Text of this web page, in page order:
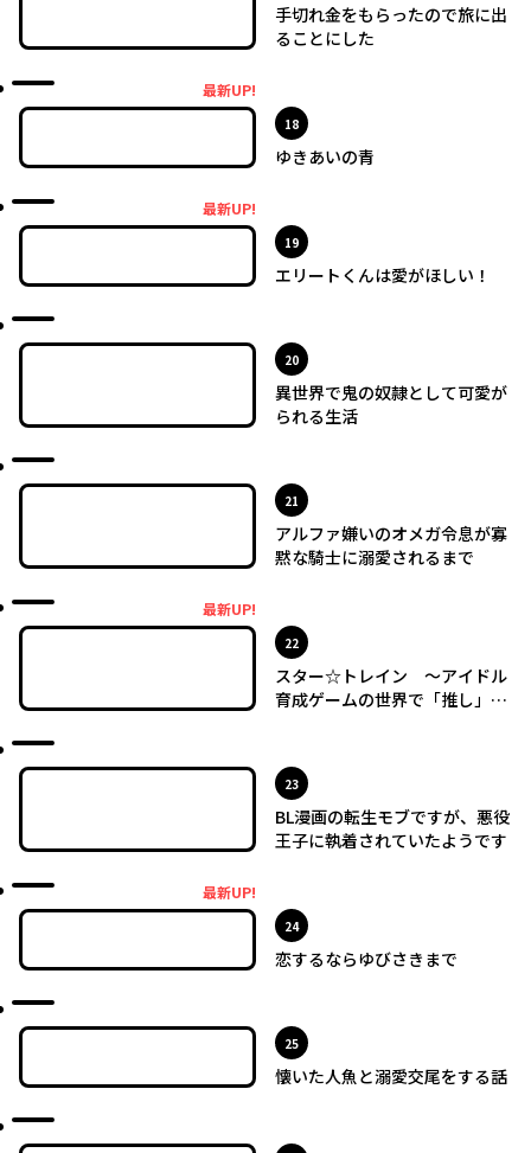
手切れ金をもらったので旅に出
ることにした
最新UP!
18位
ゆきあいの青
最新UP!
19位
エリートくんは愛がほしい！
20位
異世界で鬼の奴隷として可愛が
られる生活
21 位
アルファ嫌いのオメガ令息が寡
黙な騎士に溺愛されるまで
最新UP!
22位
スター☆トレイン ～アイドル
育成ゲームの世界で「推し」と
23位
BL漫画の転生モブですが、悪役
王子に執着されていたようです
最新UP!
24位
恋するならゆびさきまで
25位
懐いた人魚と溺愛交尾をする話